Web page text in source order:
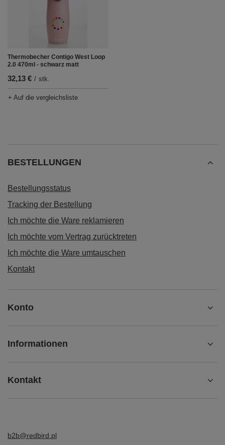
Thermobecher Contigo West Loop
2.0 470ml - schwarz matt
32,13 € / stk.
+ Auf die vergleichsliste
BESTELLUNGEN
Bestellungsstatus
Tracking der Bestellung
Ich möchte die Ware reklamieren
Ich möchte vom Vertrag zurücktreten
Ich möchte die Ware umtauschen
Kontakt
Konto
Informationen
Kontakt
b2b@redbird.pl